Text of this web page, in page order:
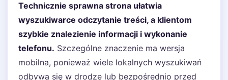
Technicznie sprawna strona ułatwia
wyszukiwarce odczytanie treści, a klientom
szybkie znalezienie informacji i wykonanie
telefonu. Szczególne znaczenie ma wersja
mobilna, ponieważ wiele lokalnych wyszukiwań
odbywa się w drodze lub bezpośrednio przed